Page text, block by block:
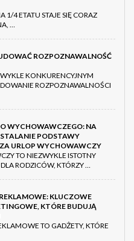
1/4 ETATU STAJE SIĘ CORAZ
…
ROZPOZNAWALNOŚĆ
KONKURENCYJNYM
ROZPOZNAWALNOŚCI
WYCHOWAWCZEGO: NA
PODSTAWY
URLOP WYCHOWAWCZY
TO NIEZWYKLE ISTOTNY
RODZICÓW, KTÓRZY …
KLUCZOWE
KTÓRE BUDUJĄ
TO GADŻETY, KTÓRE